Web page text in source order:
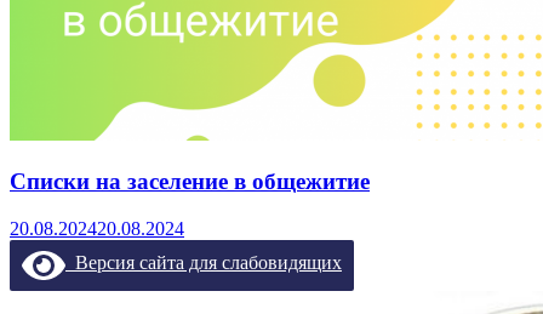
Списки на заселение в общежитие
20.08.202420.08.2024
Версия сайта для слабовидящих